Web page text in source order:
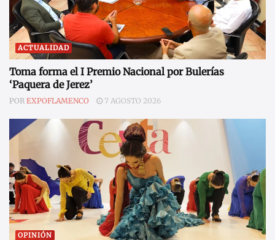
ACTUALIDAD
Toma forma el I Premio Nacional por Bulerías
‘Paquera de Jerez’
POR EXPOFLAMENCO 7 AGOSTO 2026
OPINIÓN